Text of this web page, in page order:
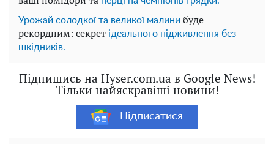
Урожай солодкої та великої малини буде
рекордним: секрет ідеального підживлення без
шкідників.
Підпишись на Hyser.com.ua в Google News!
Тільки найяскравіші новини!
Підписатися